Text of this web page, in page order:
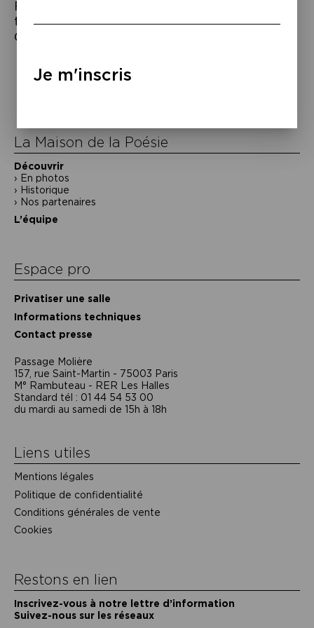
Francesca Melandri,
traduit de l’italien par Danièle Valin,
Gallimard, 2026
Navigation
de
La Maison de la Poésie
Découvrir
En photos
Historique
Nos partenaires
L’équipe
Espace pro
Privatiser une salle
Informations techniques
Contact presse
Passage Moliėre
157, rue Saint-Martin - 75003 Paris
M° Rambuteau - RER Les Halles
Standard tél : 01 44 54 53 00
du mardi au samedi de 15h à 18h
Liens utiles
Mentions légales
Politique de confidentialité
Conditions générales de vente
Cookies
Restons en lien
Inscrivez-vous à notre lettre d’information
Suivez-nous sur les réseaux
Je m'inscris